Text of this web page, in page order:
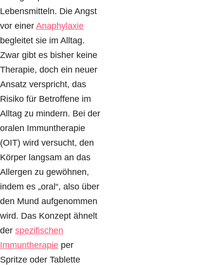
Lebensmitteln. Die Angst
vor einer Anaphylaxie
begleitet sie im Alltag.
Zwar gibt es bisher keine
Therapie, doch ein neuer
Ansatz verspricht, das
Risiko für Betroffene im
Alltag zu mindern. Bei der
oralen Immuntherapie
(OIT) wird versucht, den
Körper langsam an das
Allergen zu gewöhnen,
indem es „oral“, also über
den Mund aufgenommen
wird. Das Konzept ähnelt
der spezifischen
Immuntherapie per
Spritze oder Tablette